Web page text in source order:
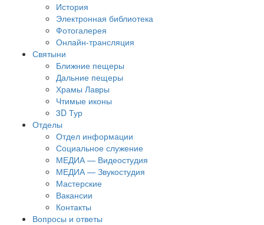
История
Электронная библиотека
Фотогалерея
Онлайн-трансляция
Святыни
Ближние пещеры
Дальние пещеры
Храмы Лавры
Чтимые иконы
3D Тур
Отделы
Отдел информации
Социальное служение
МЕДИА — Видеостудия
МЕДИА — Звукостудия
Мастерские
Вакансии
Контакты
Вопросы и ответы